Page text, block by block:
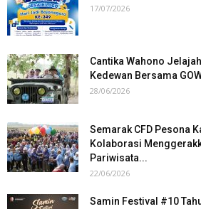
17/07/2026
Cantika Wahono
Kedewan Bersama
28/06/2026
Semarak CFD Pesona
Kolaborasi
Pariwisata...
22/06/2026
Samin Festival #10